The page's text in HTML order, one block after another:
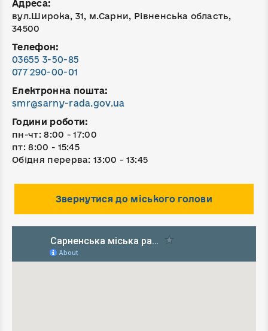
Адреса:
вул.Широка, 31, м.Сарни, Рівненська область,
34500
Телефон:
03655 3-50-85
077 290-00-01
Електронна пошта:
smr@sarny-rada.gov.ua
Години роботи:
пн-чт: 8:00 - 17:00
пт: 8:00 - 15:45
Обідня перерва: 13:00 - 13:45
Звернутися до міського голови